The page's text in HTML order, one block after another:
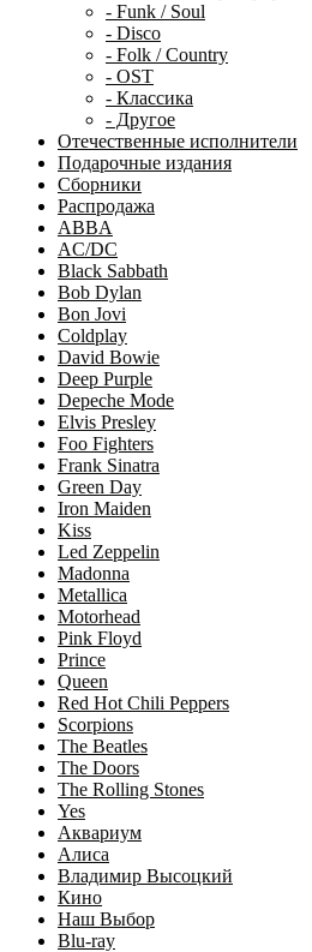
- Funk / Soul
- Disco
- Folk / Country
- OST
- Классика
- Другое
Отечественные исполнители
Подарочные издания
Сборники
Распродажа
ABBA
AC/DC
Black Sabbath
Bob Dylan
Bon Jovi
Coldplay
David Bowie
Deep Purple
Depeche Mode
Elvis Presley
Foo Fighters
Frank Sinatra
Green Day
Iron Maiden
Kiss
Led Zeppelin
Madonna
Metallica
Motorhead
Pink Floyd
Prince
Queen
Red Hot Chili Peppers
Scorpions
The Beatles
The Doors
The Rolling Stones
Yes
Аквариум
Алиса
Владимир Высоцкий
Кино
Наш Выбор
Blu-ray